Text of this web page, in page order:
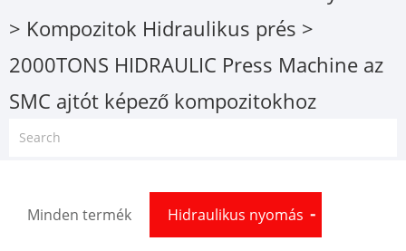
> Kompozitok Hidraulikus prés >
2000TONS HIDRAULIC Press Machine az
SMC ajtót képező kompozitokhoz
Minden termék Hidraulikus nyomás